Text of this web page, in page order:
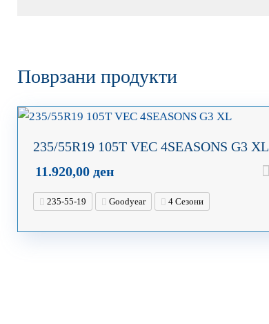
Поврзани продукти
235/55R19 105T VEC 4SEASONS G3 XL
11.920,00 ден
235-55-19 Goodyear 4 Сезони